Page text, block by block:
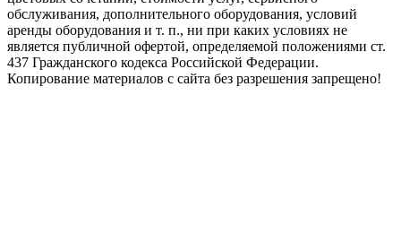
обслуживания, дополнительного оборудования, условий
аренды оборудования и т. п., ни при каких условиях не
является публичной офертой, определяемой положениями ст.
437 Гражданского кодекса Российской Федерации.
Копирование материалов с сайта без разрешения запрещено!